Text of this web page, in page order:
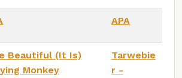
APA
Beautiful (It Is)
Monkey
Tarwebie
r -